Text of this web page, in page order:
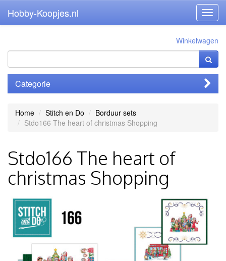
Hobby-Koopjes.nl
Winkelwagen
Categorie
Home Stitch en Do
Borduur sets
Stdo166 The heart of christmas Shopping
Stdo166 The heart of
christmas Shopping